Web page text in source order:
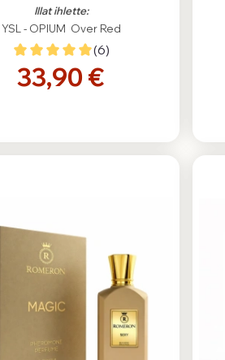
Illat ihlette:
YSL - OPIUM Over Red
(6)
33,90 €